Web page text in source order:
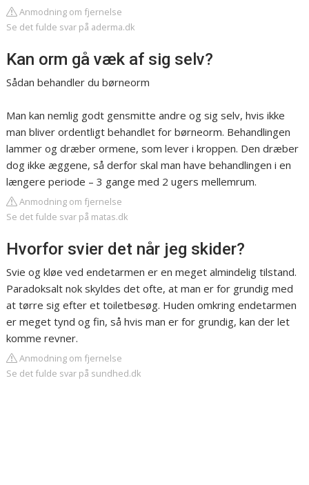
Anmodning om fjernelse
Se det fulde svar på aderma.dk
Kan orm gå væk af sig selv?
Sådan behandler du børneorm
Man kan nemlig godt gensmitte andre og sig selv, hvis ikke
man bliver ordentligt behandlet for børneorm. Behandlingen
lammer og dræber ormene, som lever i kroppen. Den dræber
dog ikke æggene, så derfor skal man have behandlingen i en
længere periode – 3 gange med 2 ugers mellemrum.
Anmodning om fjernelse
Se det fulde svar på matas.dk
Hvorfor svier det når jeg skider?
Svie og kløe ved endetarmen er en meget almindelig tilstand.
Paradoksalt nok skyldes det ofte, at man er for grundig med
at tørre sig efter et toiletbesøg. Huden omkring endetarmen
er meget tynd og fin, så hvis man er for grundig, kan der let
komme revner.
Anmodning om fjernelse
Se det fulde svar på sundhed.dk